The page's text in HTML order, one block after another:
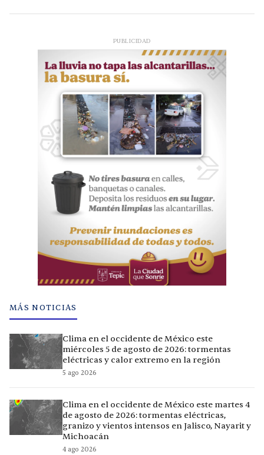
PUBLICIDAD
MÁS NOTICIAS
Clima en el occidente de México este
miércoles 5 de agosto de 2026: tormentas
eléctricas y calor extremo en la región
5 ago 2026
Clima en el occidente de México este martes 4
de agosto de 2026: tormentas eléctricas,
granizo y vientos intensos en Jalisco, Nayarit y
Michoacán
4 ago 2026